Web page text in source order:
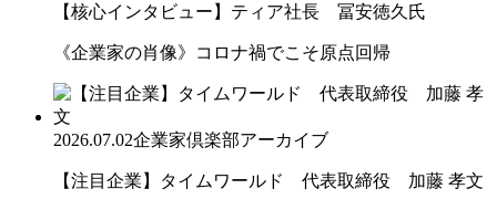
【核心インタビュー】ティア社長 冨安徳久氏
《企業家の肖像》コロナ禍でこそ原点回帰
2026.07.02企業家倶楽部アーカイブ
【注目企業】タイムワールド 代表取締役 加藤 孝文